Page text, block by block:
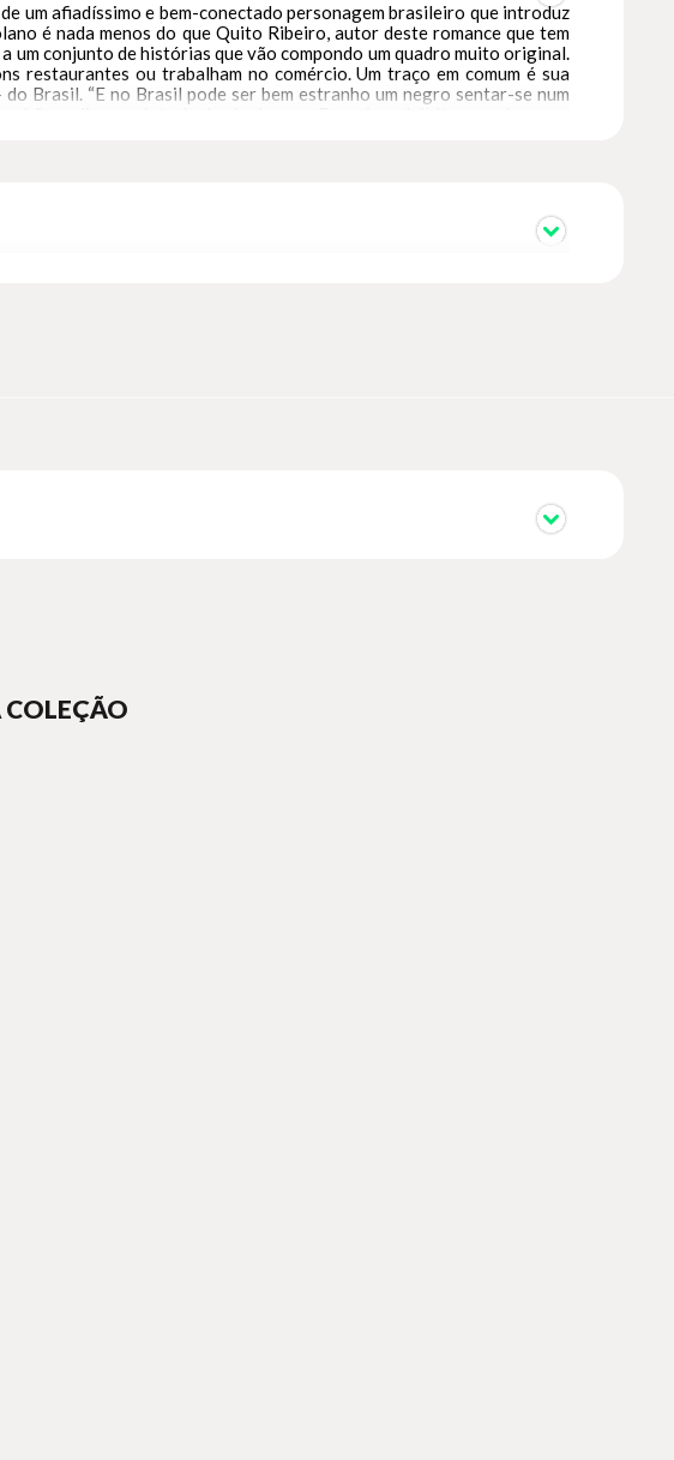
um afiadíssimo e bem-conectado personagem brasileiro que introduz
é nada menos do que Quito Ribeiro, autor deste romance que tem
um conjunto de histórias que vão compondo um quadro muito original.
restaurantes ou trabalham no comércio. Um traço em comum é sua
Brasil. “E no Brasil pode ser bem estranho um negro sentar-se num
inteligência e num texto que lança mão da ficção, do ensaio e do